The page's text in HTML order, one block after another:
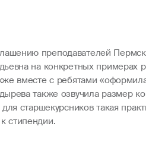
преподавателей
на конкретных примерах
вместе с ребятами
также озвучила размер
старшекурсников такая
стипендии.